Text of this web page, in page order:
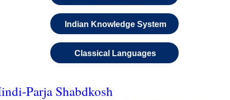
Indian Knowledge System
Classical Languages
Parja Shabdkosh